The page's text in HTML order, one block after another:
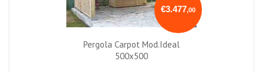
€3.477,00
Pergola Carpot Mod.ideal
500x500